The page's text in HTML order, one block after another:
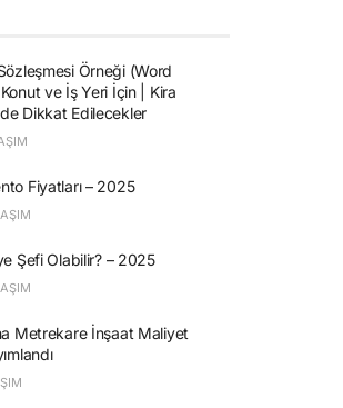
Örneği (Word
ve İş Yeri İçin | Kira
Dikkat Edilecekler
Fiyatları – 2025
Şefi Olabilir? – 2025
Metrekare İnşaat Maliyet